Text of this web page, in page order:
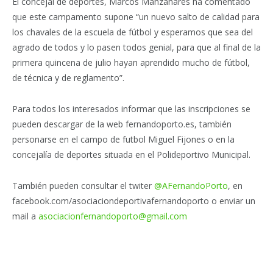
que este campamento supone “un nuevo salto de calidad para
los chavales de la escuela de fútbol y esperamos que sea del
agrado de todos y lo pasen todos genial, para que al final de la
primera quincena de julio hayan aprendido mucho de fútbol,
de técnica y de reglamento”.
Para todos los interesados informar que las inscripciones se
pueden descargar de la web fernandoporto.es, también
personarse en el campo de futbol Miguel Fijones o en la
concejalía de deportes situada en el Polideportivo Municipal.
También pueden consultar el twiter @AFernandoPorto, en
facebook.com/asociaciondeportivafernandoporto o enviar un
mail a asociacionfernandoporto@gmail.com